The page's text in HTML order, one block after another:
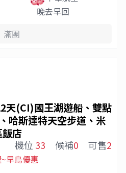
晚去早回
滿團
天(CI)國王湖遊船、雙點
哈斯達特天空步道、米
店
機位 33 候補0 可售2
早鳥優惠